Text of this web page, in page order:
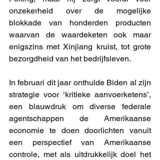
onzekerheid over de mogelijke
blokkade van honderden producten
waarvan de waardeketen ook maar
enigszins met Xinjiang kruist, tot grote
bezorgdheid van het bedrijfsleven.
In februari dit jaar onthulde Biden al zijn
strategie voor ‘kritieke aanvoerketens’,
een blauwdruk om diverse federale
agentschappen de Amerikaanse
economie te doen doorlichten vanuit
een perspectief van Amerikaanse
controle, met als uitdrukkelijk doel het